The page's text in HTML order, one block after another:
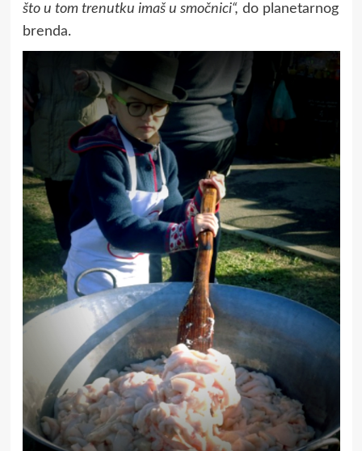
što u tom trenutku imaš u smočnici“, do planetarnog
brenda.